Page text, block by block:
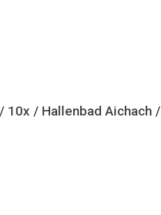
/ Hallenbad Aichach